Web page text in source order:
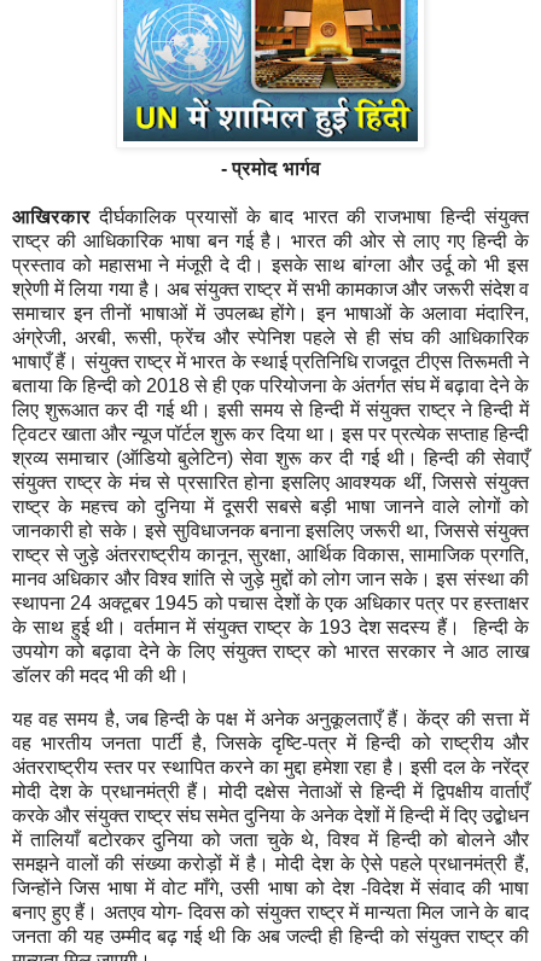
- प्रमोद भार्गव
आखिरकार दीर्घकालिक प्रयासों के बाद भारत की राजभाषा हिन्दी संयुक्त
राष्ट्र की आधिकारिक भाषा बन गई है। भारत की ओर से लाए गए हिन्दी के
प्रस्ताव को महासभा ने मंजूरी दे दी। इसके साथ बांग्ला और उर्दू को भी इस
श्रेणी में लिया गया है। अब संयुक्त राष्ट्र में सभी कामकाज और जरूरी संदेश व
समाचार इन तीनों भाषाओं में उपलब्ध होंगे। इन भाषाओं के अलावा मंदारिन,
अंग्रेजी, अरबी,रूसी,फ्रेंच और स्पेनिश पहले से ही संघ की आधिकारिक
भाषाएँ हैं। संयुक्त राष्ट्र में भारत के स्थाई प्रतिनिधि राजदूत टीएस तिरूमती ने
बताया कि हिन्दी को 2018से ही एक परियोजना के अंतर्गत संघ में बढ़ावा देने के
लिए शुरूआत कर दी गई थी। इसी समय से हिन्दी में संयुक्त राष्ट्र ने हिन्दी में
ट्विटर खाता और न्यूज पॉर्टल शुरू कर दिया था। इस पर प्रत्येक सप्ताह हिन्दी
श्रव्य समाचार (ऑडियो बुलेटिन) सेवा शुरू कर दी गई थी। हिन्दी की सेवाएँ
संयुक्त राष्ट्र के मंच से प्रसारित होना इसलिए आवश्यक थीं,जिससे संयुक्त
राष्ट्र के महत्त्व को दुनिया में दूसरी सबसे बड़ी भाषा जानने वाले लोगों को
जानकारी हो सके। इसे सुविधाजनक बनाना इसलिए जरूरी था,जिससे संयुक्त
राष्ट्र से जुड़े अंतरराष्ट्रीय कानून,सुरक्षा,आर्थिक विकास,सामाजिक प्रगति,
मानव अधिकार और विश्व शांति से जुड़े मुद्दों को लोग जान सके। इस संस्था की
स्थापना 24 अक्टूबर 1945 को पचास देशों के एक अधिकार पत्र पर हस्ताक्षर
के साथ हुई थी। वर्तमान में संयुक्त राष्ट्र के 193 देश सदस्य हैं। हिन्दी के
उपयोग को बढ़ावा देने के लिए संयुक्त राष्ट्र को भारत सरकार ने आठ लाख
डॉलर की मदद भी की थी।
यह वह समय है,जब हिन्दी के पक्ष में अनेक अनुकूलताएँ हैं। केंद्र की सत्ता में
वह भारतीय जनता पार्टी है,जिसके दृष्टि-पत्र में हिन्दी को राष्ट्रीय और
अंतरराष्ट्रीय स्तर पर स्थापित करने का मुद्दा हमेशा रहा है। इसी दल के नरेंद्र
मोदी देश के प्रधानमंत्री हैं। मोदी दक्षेस नेताओं से हिन्दी में द्विपक्षीय वार्ताएँ
करके और संयुक्त राष्ट्र संघ समेत दुनिया के अनेक देशों में हिन्दी में दिए उद्बोधन
में तालियाँ बटोरकर दुनिया को जता चुके थे,विश्व में हिन्दी को बोलने और
समझने वालों की संख्या करोड़ों में है। मोदी देश के ऐसे पहले प्रधानमंत्री हैं,
जिन्होंने जिस भाषा में वोट माँगे,उसी भाषा को देश -विदेश में संवाद की भाषा
बनाए हुए हैं। अतएव योग- दिवस को संयुक्त राष्ट्र में मान्यता मिल जाने के बाद
जनता की यह उम्मीद बढ़ गई थी कि अब जल्दी ही हिन्दी को संयुक्त राष्ट्र की